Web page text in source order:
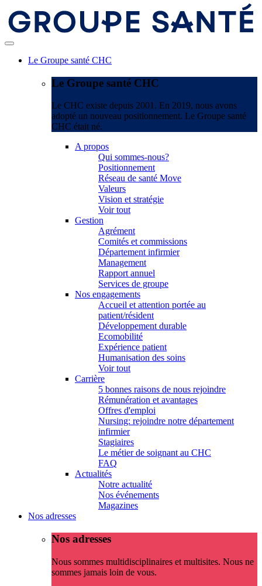
Le Groupe santé CHC
Le Groupe santé CHC
Le CHC existe depuis 2001. En 2019, nous avons
adopté un nouveau positionnement. Le Groupe santé
CHC était né.
A propos
Qui sommes-nous?
Positionnement
Réseau de santé Move
Valeurs
Vision et stratégie
Voir tout
Gestion
Agrément
Comités et commissions
Département infirmier
Management
Rapport annuel
Services de groupe
Nos engagements
Accueil et attention portée au
patient/résident
Développement durable
Ecomobilité
Expérience patient
Humanisation des soins
Voir tout
Carrière
5 bonnes raisons de nous rejoindre
Rémunération et avantages
Offres d'emploi
Nursing: rejoindre notre département
infirmier
Stagiaires
Le métier de soignant au CHC
FAQ
Actualités
Notre actualité
Nos événements
Magazines
Nos adresses
Nos adresses
Nous sommes multidisciplinaires et multisites. Nous ne
sommes jamais loin de vous.